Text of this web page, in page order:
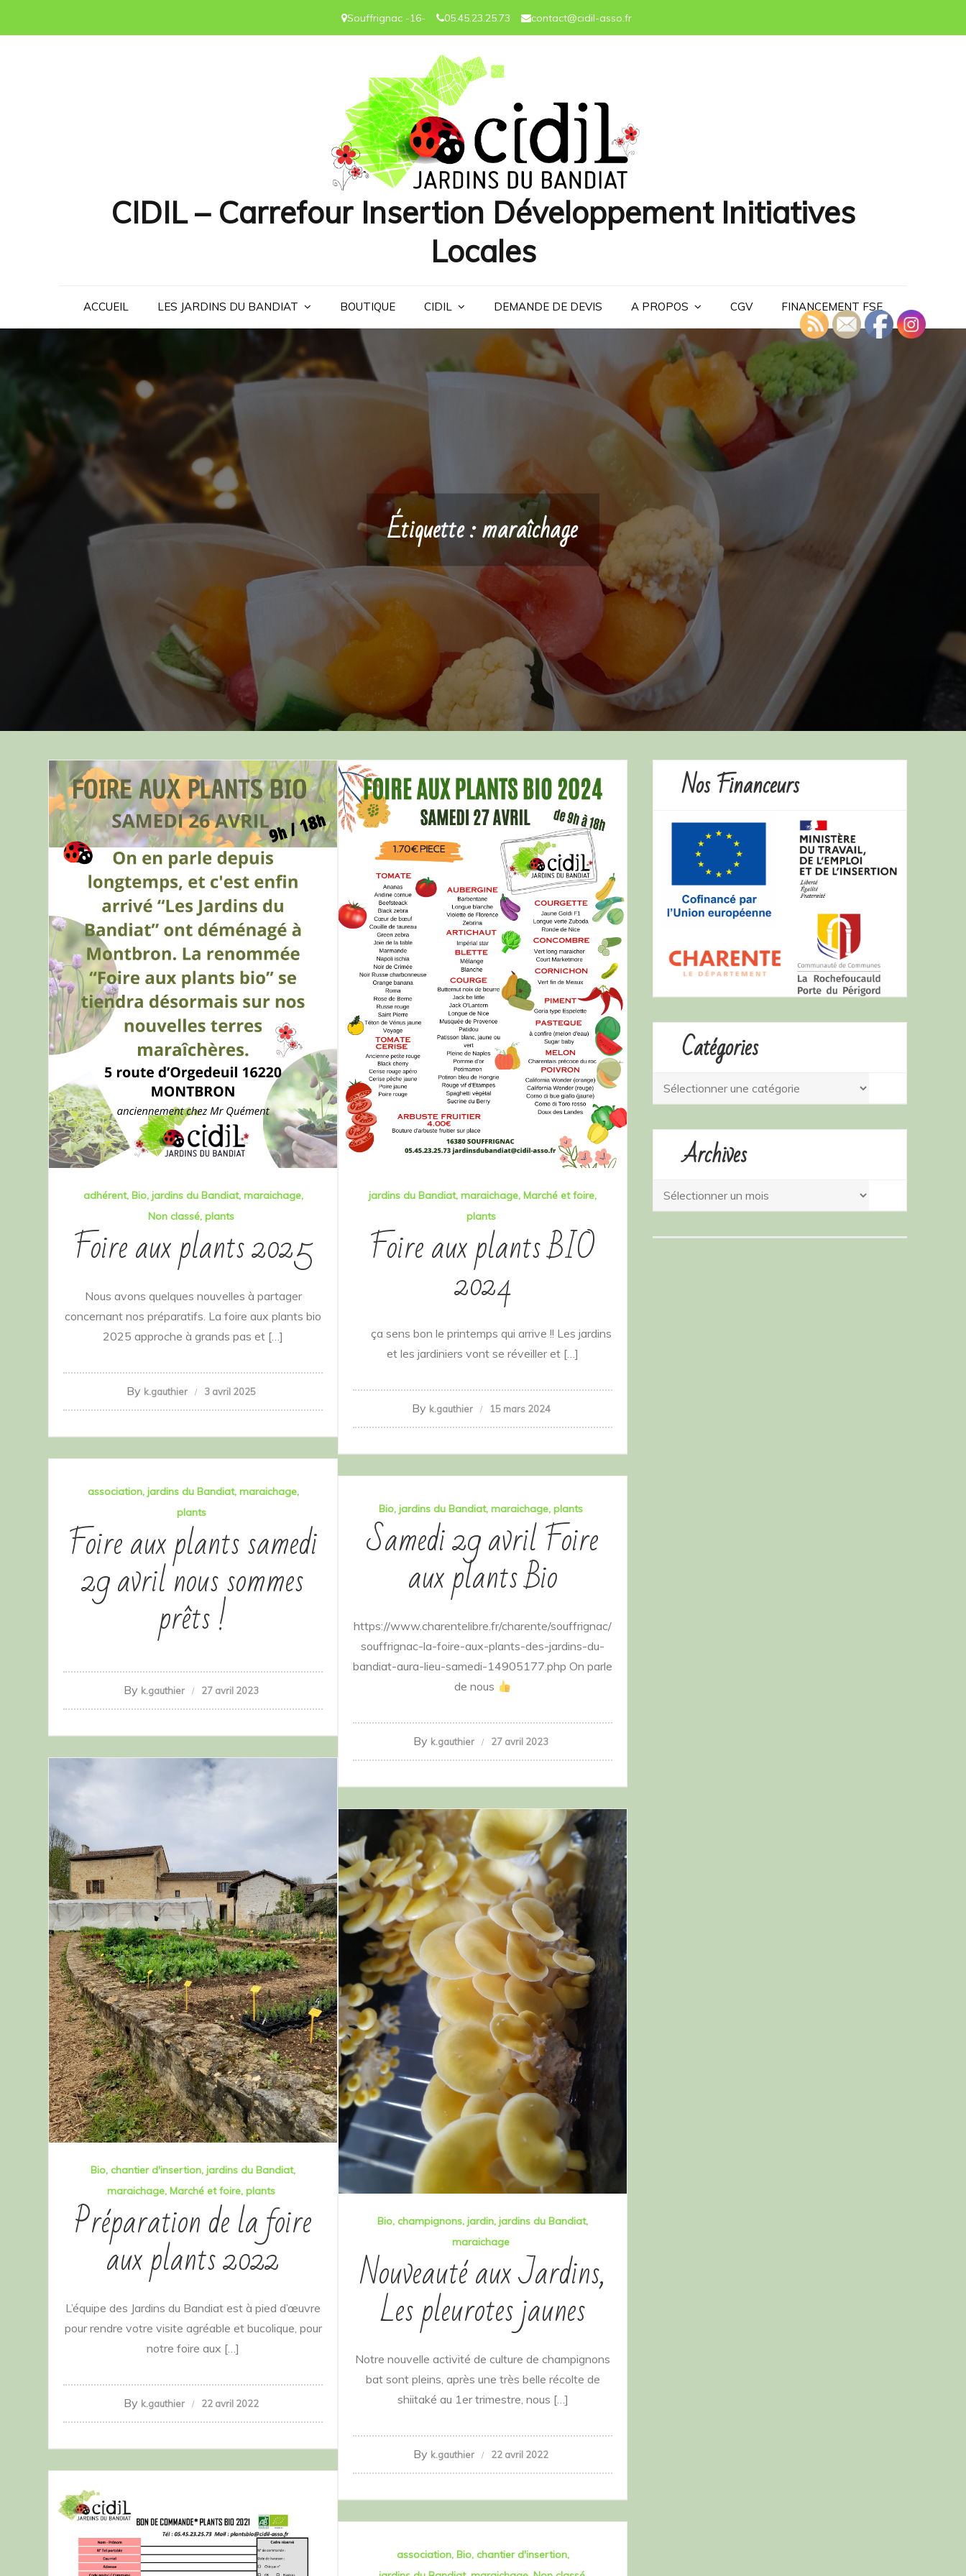
Souffrignac -16- 05.45.23.25.73 contact@cidil-asso.fr
CIDIL – Carrefour Insertion Développement Initiatives
Locales
ACCUEIL LES JARDINS DU BANDIAT BOUTIQUE CIDIL DEMANDE DE DEVIS A PROPOS CGV FINANCEMENT FSE
Étiquette :maraîchage
adhérent Bio jardins du Bandiat maraichage
Non classé plants
Foire aux plants 2025
Nous avons quelques nouvelles à partager
concernant nos préparatifs. La foire aux plants bio
2025 approche à grands pas et […]
By k.gauthier 3 avril 2025
jardins du Bandiat maraichage Marché et foire
plants
Foire aux plants BIO
2024
ça sens bon le printemps qui arrive !! Les jardins
et les jardiniers vont se réveiller et […]
By k.gauthier 15 mars 2024
association jardins du Bandiat maraichage
plants
Foire aux plants samedi
29 avril nous sommes
prêts !
By k.gauthier 27 avril 2023
Bio jardins du Bandiat maraichage plants
Samedi 29 avril Foire
aux plants Bio
https://www.charentelibre.fr/charente/souffrignac/
souffrignac-la-foire-aux-plants-des-jardins-du-
bandiat-aura-lieu-samedi-14905177.php On parle
de nous
By k.gauthier 27 avril 2023
Bio chantier d'insertion jardins du Bandiat
maraichage Marché et foire plants
Préparation de la foire
aux plants 2022
L’équipe des Jardins du Bandiat est à pied d’œuvre
pour rendre votre visite agréable et bucolique, pour
notre foire aux […]
By k.gauthier 22 avril 2022
Bio champignons jardin jardins du Bandiat
maraichage
Nouveauté aux Jardins,
Les pleurotes jaunes
Notre nouvelle activité de culture de champignons
bat sont pleins, après une très belle récolte de
shiitaké au 1er trimestre, nous […]
By k.gauthier 22 avril 2022
association Bio chantier d'insertion
Nos Financeurs
Catégories
Catégories
Archives
Archives